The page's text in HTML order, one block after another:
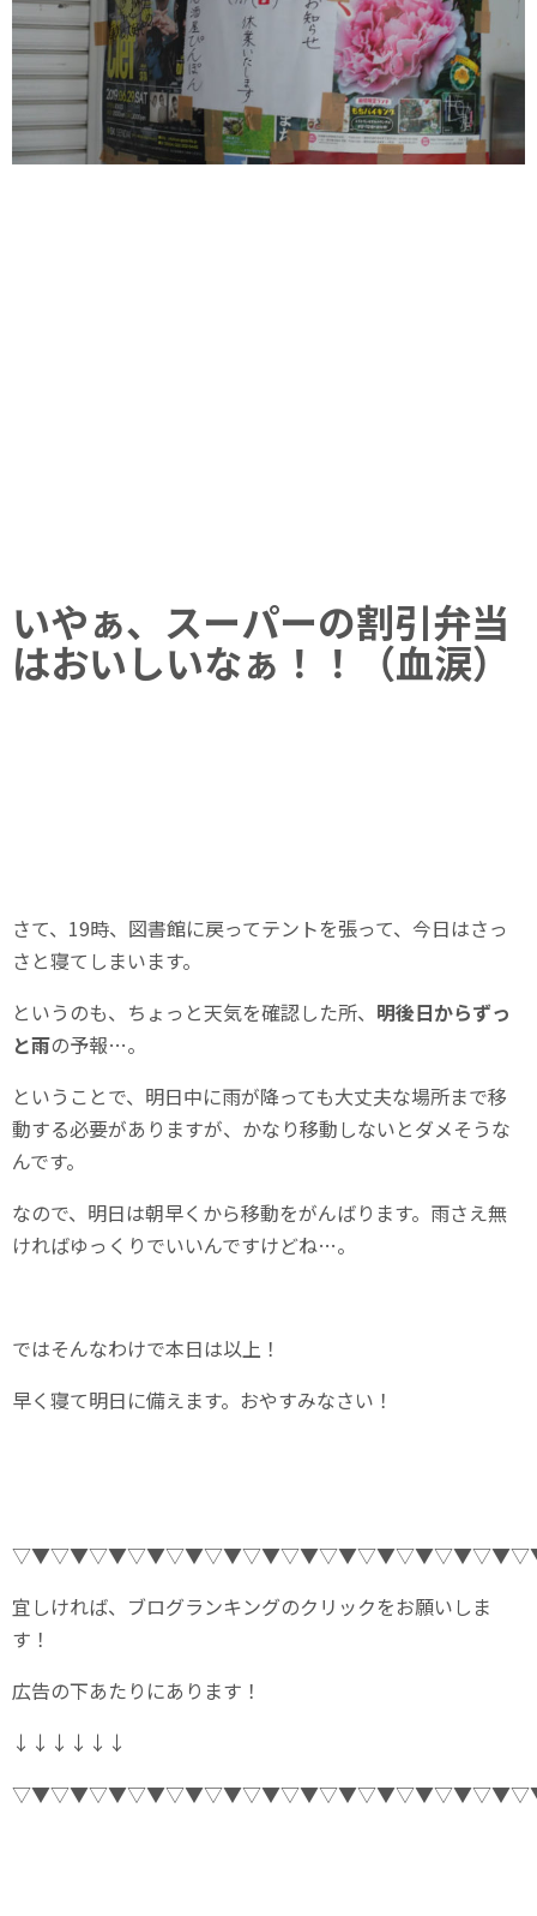
いやぁ、スーパーの割引弁当
はおいしいなぁ！！（血涙）
さて、19時、図書館に戻ってテントを張って、今日はさっ
さと寝てしまいます。
というのも、ちょっと天気を確認した所、 明後日からずっ
と雨の予報…。
ということで、明日中に雨が降っても大丈夫な場所まで移
動する必要がありますが、かなり移動しないとダメそうな
んです。
なので、明日は朝早くから移動をがんばります。雨さえ無
ければゆっくりでいいんですけどね…。
ではそんなわけで本日は以上！
早く寝て明日に備えます。おやすみなさい！
宜しければ、ブログランキングのクリックをお願いしま
す！
広告の下あたりにあります！
↓↓↓↓↓↓